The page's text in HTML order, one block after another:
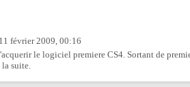
février 2009, 00:16
le logiciel premiere CS4. Sortant de
suite.